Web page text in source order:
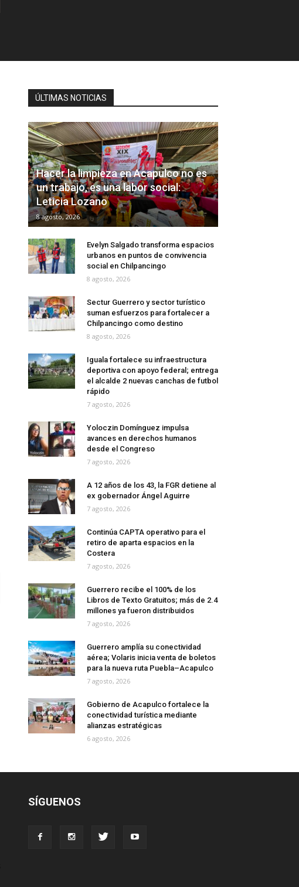
ÚLTIMAS NOTICIAS
Hacer la limpieza en Acapulco no es
un trabajo, es una labor social:
Leticia Lozano
8 agosto, 2026
Evelyn Salgado transforma espacios
urbanos en puntos de convivencia
social en Chilpancingo
8 agosto, 2026
Sectur Guerrero y sector turístico
suman esfuerzos para fortalecer a
Chilpancingo como destino
8 agosto, 2026
Iguala fortalece su infraestructura
deportiva con apoyo federal; entrega
el alcalde 2 nuevas canchas de futbol
rápido
7 agosto, 2026
Yoloczin Domínguez impulsa
avances en derechos humanos
desde el Congreso
7 agosto, 2026
A 12 años de los 43, la FGR detiene al
ex gobernador Ángel Aguirre
7 agosto, 2026
Continúa CAPTA operativo para el
retiro de aparta espacios en la
Costera
7 agosto, 2026
Guerrero recibe el 100% de los
Libros de Texto Gratuitos; más de 2.4
millones ya fueron distribuidos
7 agosto, 2026
Guerrero amplía su conectividad
aérea; Volaris inicia venta de boletos
para la nueva ruta Puebla–Acapulco
7 agosto, 2026
Gobierno de Acapulco fortalece la
conectividad turística mediante
alianzas estratégicas
6 agosto, 2026
SÍGUENOS